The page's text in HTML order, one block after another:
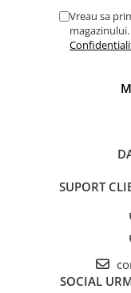
Vreau sa
SUPORT
SOCIAL